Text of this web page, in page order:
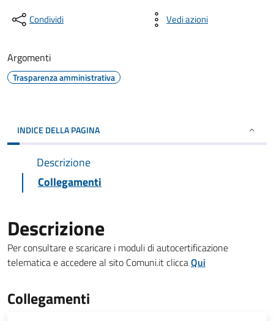
Condividi Vedi azioni
Argomenti
Trasparenza amministrativa
INDICE DELLA PAGINA
Descrizione
Collegamenti
Descrizione
Per consultare e scaricare i moduli di autocertificazione
telematica e accedere al sito Comuni.it cliccaQui
Collegamenti